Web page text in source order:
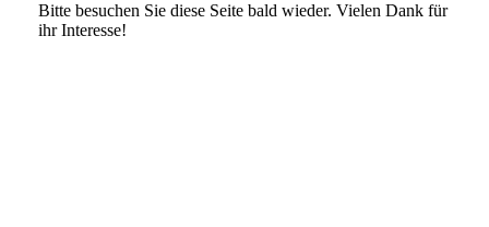
Bitte besuchen Sie diese Seite bald wieder. Vielen Dank für
ihr Interesse!